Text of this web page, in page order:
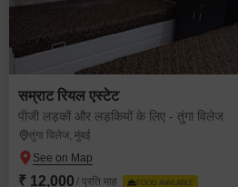
सम्राट रियल एस्टेट
पीजी लड़कों और लड़कियों के लिए - तुंगा विलेज
तुंगा विलेज, मुंबई
₹ 12,000 / प्रति माह FOOD AVAILABLE